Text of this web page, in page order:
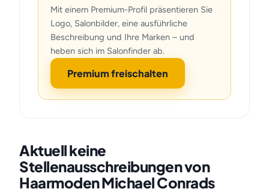
Mit einem Premium-Profil präsentieren Sie
Logo, Salonbilder, eine ausführliche
Beschreibung und Ihre Marken – und
heben sich im Salonfinder ab.
Premium freischalten
Aktuell keine
Stellenausschreibungen von
Haarmoden Michael Conrads